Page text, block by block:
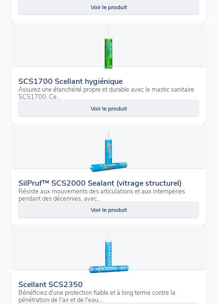
Voir le produit
SCS1700 Scellant hygiénique
Assurez une étanchéité propre et durable avec le mastic sanitaire
SCS1700. Ce...
Voir le produit
SilPruf™ SCS2000 Sealant (vitrage structurel)
Résiste aux mouvements des articulations et aux intempéries
pendant des décennies, avec...
Voir le produit
Scellant SCS2350
Bénéficiez d'une protection fiable et à long terme contre la
pénétration de l'air et de l'eau...